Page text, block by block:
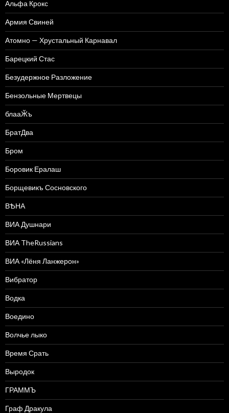
Альфа Крокс
Армия Свиней
Атомно — Хрустальный Карнавал
Барецкий Стас
Безудержное Разложение
Бензольные Мертвецы
блааӁъ
БратДва
Бром
Боровик Ералаш
Борщевикъ Сосновского
ВѢНА
ВИА Душнари
ВИА TheRussians
ВИА «Лёня Ланжерон»
Вибратор
Водка
Воедино
Волчье лыко
Время Срать
Выродок
ГРАММЪ
Граф Дракула